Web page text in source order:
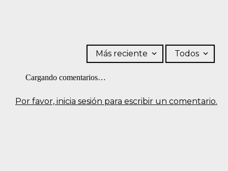
Por favor, inicia sesión para escribir un comentario.
Más reciente Todos
Cargando comentarios…